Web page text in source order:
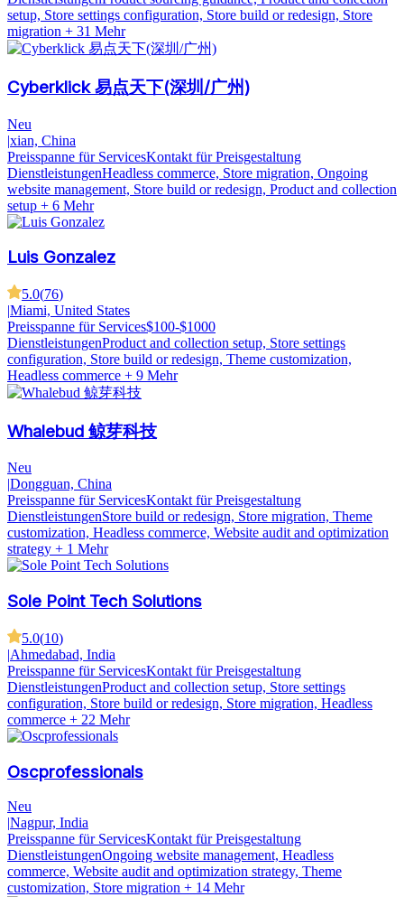
setup, Store settings configuration, Store build or redesign, Store
migration + 31 Mehr
Cyberklick 易点天下(深圳/广州)
Neu
|xian, China
Preisspanne für ServicesKontakt für Preisgestaltung
DienstleistungenHeadless commerce, Store migration, Ongoing
website management, Store build or redesign, Product and collection
setup + 6 Mehr
Luis Gonzalez
5.0(76)
|Miami, United States
Preisspanne für Services$100-$1000
DienstleistungenProduct and collection setup, Store settings
configuration, Store build or redesign, Theme customization,
Headless commerce + 9 Mehr
Whalebud 鲸芽科技
Neu
Dongguan, China
Preisspanne für ServicesKontakt für Preisgestaltung
DienstleistungenStore build or redesign, Store migration, Theme
customization, Headless commerce, Website audit and optimization
strategy + 1 Mehr
Sole Point Tech Solutions
5.0(10)
|Ahmedabad, India
Preisspanne für ServicesKontakt für Preisgestaltung
DienstleistungenProduct and collection setup, Store settings
configuration, Store build or redesign, Store migration, Headless
commerce + 22 Mehr
Oscprofessionals
Neu
|Nagpur, India
Preisspanne für ServicesKontakt für Preisgestaltung
DienstleistungenOngoing website management, Headless
commerce, Website audit and optimization strategy, Theme
customization, Store migration + 14 Mehr